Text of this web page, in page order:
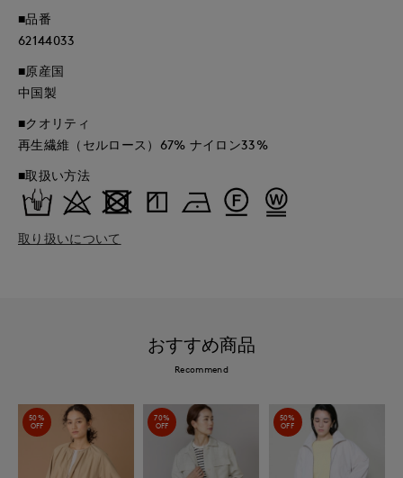
■品番
62144033
■原産国
中国製
■クオリティ
再生繊維（セルロース）67% ナイロン33%
■取扱い方法
取り扱いについて
おすすめ商品
Recommend
50%
OFF
70%
OFF
50%
OFF